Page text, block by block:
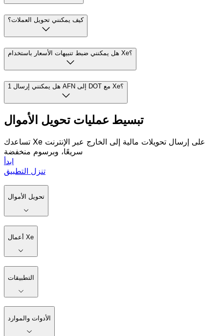
كيف يمكنني تحويل العملات؟
هل يمكنني ضبط تنبيهات الأسعار باستخدام Xe؟
هل يمكنني إرسال 1 AFN إلى DOT مع Xe؟
تبسيط عمليات تحويل الأموال
تساعدك Xe على إرسال تحويلات مالية إلى الخارج عبر الإنترنت
سريعًا، وبرسوم منخفضة
ابدأ
تنزل التطبيق
تحويل الأموال
أعمال Xe
التطبيقات
الأدوات والموارد